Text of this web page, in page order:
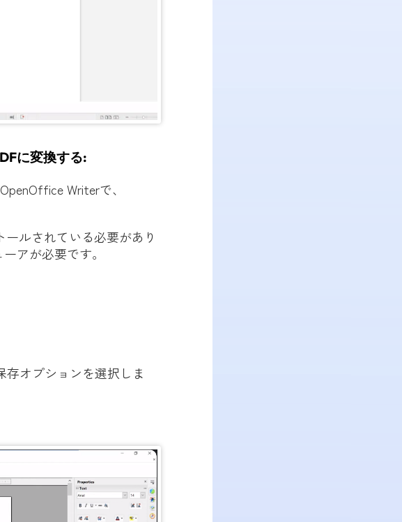
に変換する:
Writerで、
ルされている必要があり
アが必要です。
オプションを選択しま